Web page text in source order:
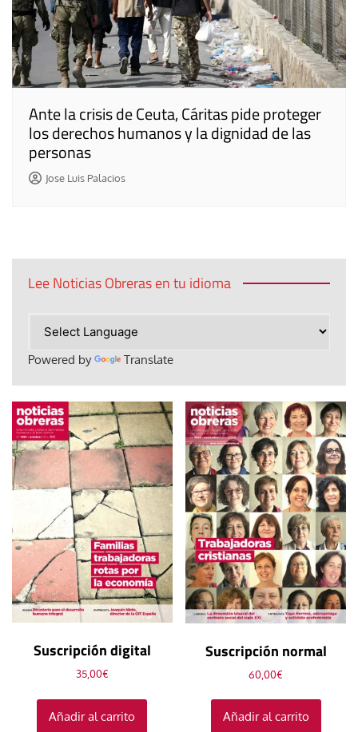
Ante la crisis de Ceuta, Cáritas pide proteger
los derechos humanos y la dignidad de las
personas
Jose Luis Palacios
Lee Noticias Obreras en tu idioma
Powered by Translate
Suscripción digital
35,00€
Añadir al carrito
Suscripción normal
60,00€
Añadir al carrito